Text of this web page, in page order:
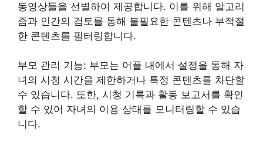
동영상들을 선별하여 제공합니다. 이를 위해 알고리
즘과 인간의 검토를 통해 불필요한 콘텐츠나 부적절
한 콘텐츠를 필터링합니다.
부모 관리 기능: 부모는 어플 내에서 설정을 통해 자
녀의 시청 시간을 제한하거나 특정 콘텐츠를 차단할
수 있습니다. 또한, 시청 기록과 활동 보고서를 확인
할 수 있어 자녀의 이용 상태를 모니터링할 수 있습
니다.